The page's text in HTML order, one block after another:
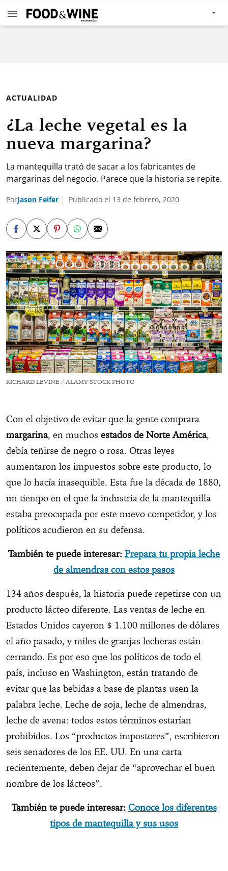
ACTUALIDAD
¿La leche vegetal es la
nueva margarina?
La mantequilla trató de sacar a los fabricantes de
margarinas del negocio. Parece que la historia se repite.
PorJason Feifer Publicado el 13 de febrero, 2020
RICHARD LEVINE / ALAMY STOCK PHOTO
Con el objetivo de evitar que la gente comprara
margarina, en muchos estados de Norte América,
debía teñirse de negro o rosa. Otras leyes
aumentaron los impuestos sobre este producto, lo
que lo hacía inasequible. Esta fue la década de 1880,
un tiempo en el que la industria de la mantequilla
estaba preocupada por este nuevo competidor, y los
políticos acudieron en su defensa.
También te puede interesar: Prepara tu propia leche
de almendras con estos pasos
134 años después, la historia puede repetirse con un
producto lácteo diferente. Las ventas de leche en
Estados Unidos cayeron $ 1.100 millones de dólares
el año pasado, y miles de granjas lecheras están
cerrando. Es por eso que los políticos de todo el
país, incluso en Washington, están tratando de
evitar que las bebidas a base de plantas usen la
palabra leche. Leche de soja, leche de almendras,
leche de avena: todos estos términos estarían
prohibidos. Los “productos impostores”, escribieron
seis senadores de los EE. UU. En una carta
recientemente, deben dejar de “aprovechar el buen
nombre de los lácteos”.
También te puede interesar: Conoce los diferentes
tipos de mantequilla y sus usos